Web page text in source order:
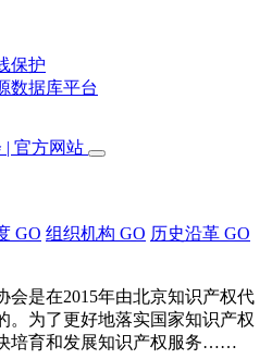
保护
数据库平台
GO 组织机构 GO 历史沿革 GO
会是在2015年由北京知识产权代
。为了更好地落实国家知识产权
培育和发展知识产权服务……